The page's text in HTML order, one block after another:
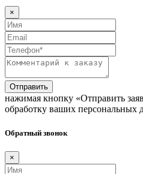
×
Отправить
нажимая кнопку «Отправить
обработку ваших персональных
Обратный звонок
×